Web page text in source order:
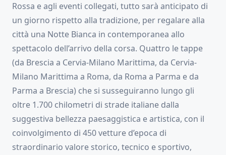
Rossa e agli eventi collegati, tutto sarà anticipato di
un giorno rispetto alla tradizione, per regalare alla
città una Notte Bianca in contemporanea allo
spettacolo dell’arrivo della corsa. Quattro le tappe
(da Brescia a Cervia-Milano Marittima, da Cervia-
Milano Marittima a Roma, da Roma a Parma e da
Parma a Brescia) che si susseguiranno lungo gli
oltre 1.700 chilometri di strade italiane dalla
suggestiva bellezza paesaggistica e artistica, con il
coinvolgimento di 450 vetture d’epoca di
straordinario valore storico, tecnico e sportivo,